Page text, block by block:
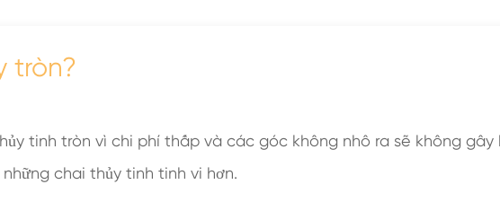
tròn?
tinh tròn vì chi phí thấp và các góc không nhô ra sẽ không gây
chai thủy tinh tinh vi hơn.